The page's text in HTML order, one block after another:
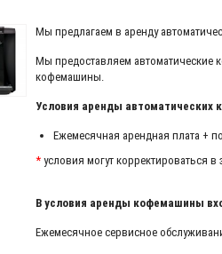
Мы предлагаем в аренду
Мы предоставляем автоматические
кофемашины.
Условия аренды автоматических
Ежемесячная арендная плата +
* условия могут корректироваться
В условия аренды кофемашины
Ежемесячное сервисное